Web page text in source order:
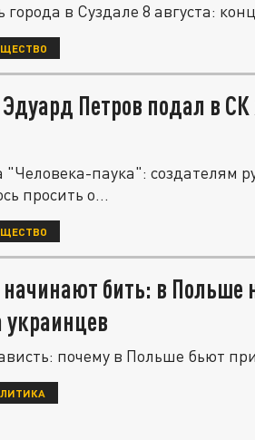
города в Суздале 8 августа:
Петров подал в
"Человека-паука": создателям
просить о...
бить: в Польше
почему в Польше бьют